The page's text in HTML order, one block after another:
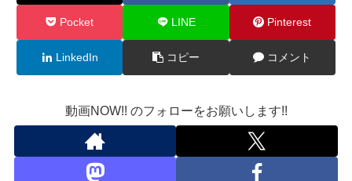
Pocket LINE Pinterest
LinkedIn コピー コメント
動画NOW!! のフォローをお願いします!!